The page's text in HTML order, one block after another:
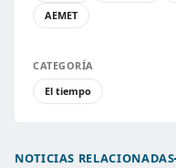
AEMET
CATEGORÍA
El tiempo
NOTICIAS RELACIONADAS